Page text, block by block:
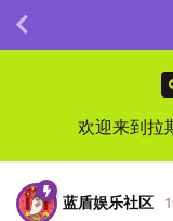
欢迎来到拉
蓝盾娱乐社区